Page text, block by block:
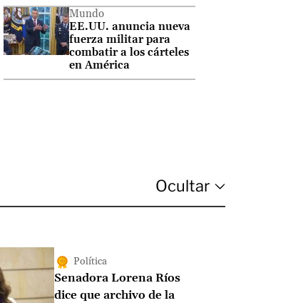
Mundo
EE.UU. anuncia nueva
fuerza militar para
combatir a los cárteles
en América
Política
Senadora Lorena Ríos
dice que archivo de la